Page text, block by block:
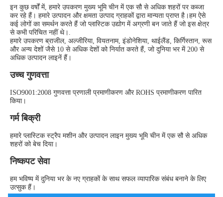
इन कुछ वर्षों में, हमारे उपकरण मुख्य भूमि चीन में एक सौ से अधिक शहरों पर कब्जा
कर रहे हैं। हमारे उत्पादन और क्षमता उत्पाद ग्राहकों द्वारा मान्यता प्राप्त है।हम ऐसे
कई लोगों का समर्थन करते हैं जो प्लास्टिक उद्योग में अग्रणी बन जाते हैं जो इस क्षेत्र
से कभी परिचित नहीं थे।.
हमारे उपकरण ब्राजील, अल्जीरिया, वियतनाम, इंडोनेशिया, थाईलैंड, किर्गिस्तान, रूस
और अन्य देशों जैसे 10 से अधिक देशों को निर्यात करते हैं, जो दुनिया भर में 200 से
अधिक उत्पादन लाइनें हैं।
उच्च गुणवत्ता
ISO9001:2008 गुणवत्ता प्रणाली प्रमाणीकरण और ROHS प्रमाणीकरण पारित
किया।
गर्म बिक्री
हमारे प्लास्टिक स्ट्रैप मशीन और उत्पादन लाइन मुख्य भूमि चीन में एक सौ से अधिक
शहरों को बेच दिया।
निष्कपट सेवा
हम भविष्य में दुनिया भर के नए ग्राहकों के साथ सफल व्यापारिक संबंध बनाने के लिए
उत्सुक हैं।